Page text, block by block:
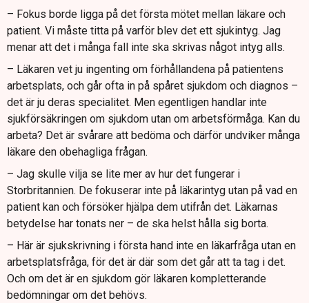
– Fokus borde ligga på det första mötet mellan läkare och
patient. Vi måste titta på varför blev det ett sjukintyg. Jag
menar att det i många fall inte ska skrivas något intyg alls.
– Läkaren vet ju ingenting om förhållandena på patientens
arbetsplats, och går ofta in på spåret sjukdom och diagnos –
det är ju deras specialitet. Men egentligen handlar inte
sjukförsäkringen om sjukdom utan om arbetsförmåga. Kan du
arbeta? Det är svårare att bedöma och därför undviker många
läkare den obehagliga frågan.
– Jag skulle vilja se lite mer av hur det fungerar i
Storbritannien. De fokuserar inte på läkarintyg utan på vad en
patient kan och försöker hjälpa dem utifrån det. Läkarnas
betydelse har tonats ner – de ska helst hålla sig borta.
– Här är sjukskrivning i första hand inte en läkarfråga utan en
arbetsplatsfråga, för det är där som det går att ta tag i det.
Och om det är en sjukdom gör läkaren kompletterande
bedömningar om det behövs.